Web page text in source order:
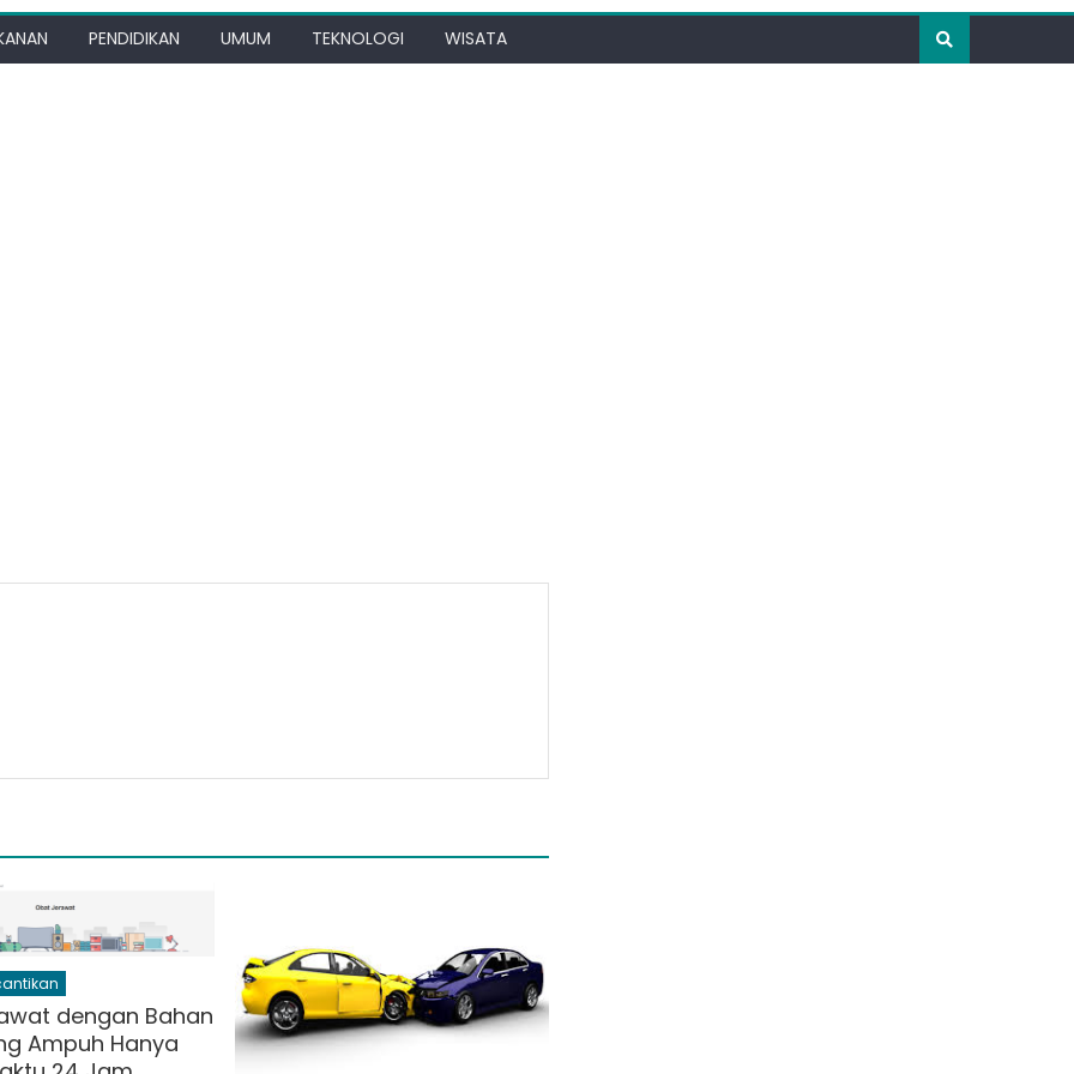
PENDIDIKAN UMUM TEKNOLOGI WISATA
dengan Bahan
Ampuh Hanya